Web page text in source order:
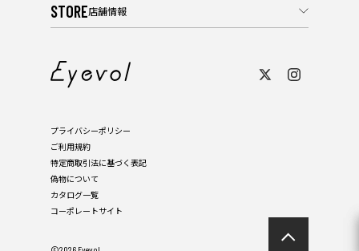
STORE店舗情報
プライバシーポリシー
ご利用規約
特定商取引法に基づく表記
偽物について
カタログ一覧
コーポレートサイト